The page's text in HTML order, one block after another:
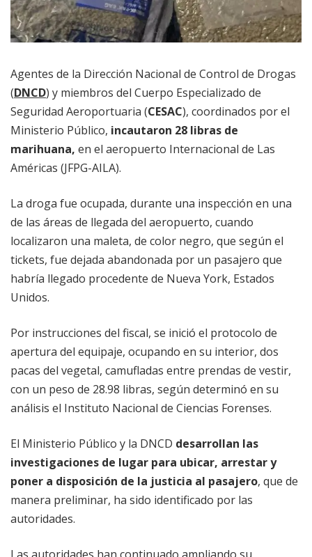
Agentes de la Dirección Nacional de Control de Drogas
(DNCD) y miembros del Cuerpo Especializado de
Seguridad Aeroportuaria (CESAC), coordinados por el
Ministerio Público, incautaron 28 libras de
marihuana, en el aeropuerto Internacional de Las
Américas (JFPG-AILA).
La droga fue ocupada, durante una inspección en una
de las áreas de llegada del aeropuerto, cuando
localizaron una maleta, de color negro, que según el
tickets, fue dejada abandonada por un pasajero que
habría llegado procedente de Nueva York, Estados
Unidos.
Por instrucciones del fiscal, se inició el protocolo de
apertura del equipaje, ocupando en su interior, dos
pacas del vegetal, camufladas entre prendas de vestir,
con un peso de 28.98 libras, según determinó en su
análisis el Instituto Nacional de Ciencias Forenses.
El Ministerio Público y la DNCD desarrollan las
investigaciones de lugar para ubicar, arrestar y
poner a disposición de la justicia al pasajero, que de
manera preliminar, ha sido identificado por las
autoridades.